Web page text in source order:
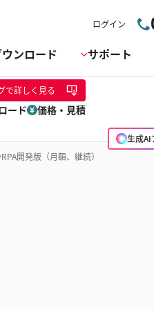
ログイン
ンロード サポート
生成AI
で詳しく見る
ード 価格・見積
RPA開発版（月額、継続）